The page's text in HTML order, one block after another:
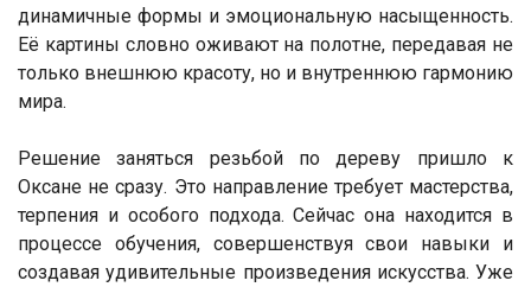
динамичные формы и эмоциональную насыщенность.
Её картины словно оживают на полотне, передавая не
только внешнюю красоту, но и внутреннюю гармонию
мира.
Решение заняться резьбой по дереву пришло к
Оксане не сразу. Это направление требует мастерства,
терпения и особого подхода. Сейчас она находится в
процессе обучения, совершенствуя свои навыки и
создавая удивительные произведения искусства. Уже